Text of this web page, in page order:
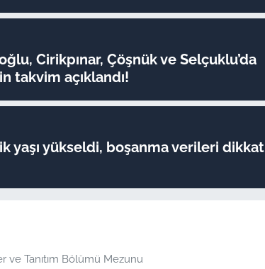
Cirikpınar, Çöşnük ve Selçuklu’da
takvim açıklandı!
yaşı yükseldi, boşanma verileri dikkat
ve Tanıtım Bölümü Mezunu